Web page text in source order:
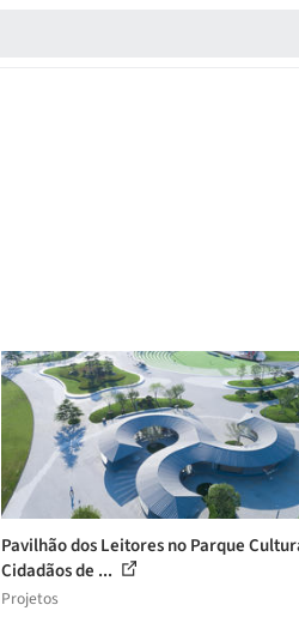
Pavilhão dos Leitores no Parque
Cidadãos de ...
Projetos